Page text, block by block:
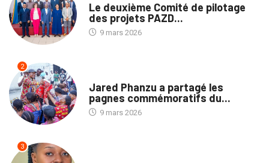
Le deuxième Comité de pilotage
des projets PAZD...
9 mars 2026
2
Jared Phanzu a partagé les
pagnes commémoratifs du...
9 mars 2026
3